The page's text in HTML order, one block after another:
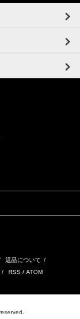
返品について /
/ RSS / ATOM